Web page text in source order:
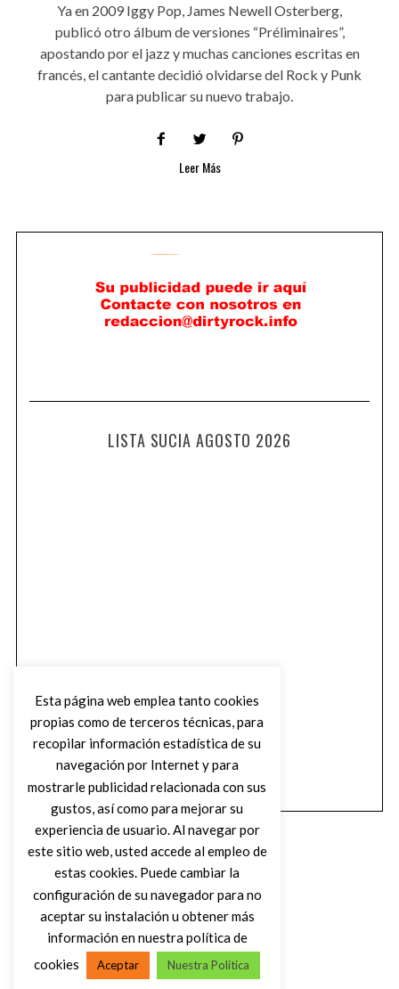
Ya en 2009 Iggy Pop, James Newell Osterberg,
publicó otro álbum de versiones “Préliminaires”,
apostando por el jazz y muchas canciones escritas en
francés, el cantante decidió olvidarse del Rock y Punk
para publicar su nuevo trabajo.
Leer Más
LISTA SUCIA AGOSTO 2026
VOLVER AL INICIO
Esta página web emplea tanto cookies
propias como de terceros técnicas, para
recopilar información estadística de su
navegación por Internet y para
mostrarle publicidad relacionada con sus
gustos, así como para mejorar su
experiencia de usuario. Al navegar por
este sitio web, usted accede al empleo de
estas cookies. Puede cambiar la
configuración de su navegador para no
aceptar su instalación u obtener más
información en nuestra política de
cookies
Aceptar Nuestra Política